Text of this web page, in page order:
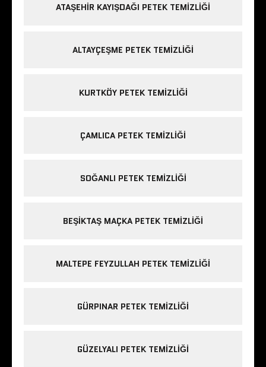
ATAŞEHIR KAYIŞDAĞI PETEK TEMIZLIĞI
ALTAYÇEŞME PETEK TEMIZLIĞI
KURTKÖY PETEK TEMIZLIĞI
ÇAMLICA PETEK TEMIZLIĞI
SOĞANLI PETEK TEMIZLIĞI
BEŞIKTAŞ MAÇKA PETEK TEMIZLIĞI
MALTEPE FEYZULLAH PETEK TEMIZLIĞI
GÜRPINAR PETEK TEMIZLIĞI
GÜZELYALI PETEK TEMIZLIĞI